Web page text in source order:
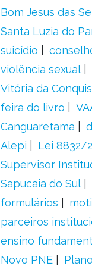
Bom Jesus das
Santa Luzia do
suicídio
violência sexual
Vitória da
feira do livro
Canguaretama
Alepi
Lei 8832/
Supervisor
Sapucaia do Sul
formulários
parceiros
ensino
Novo PNE